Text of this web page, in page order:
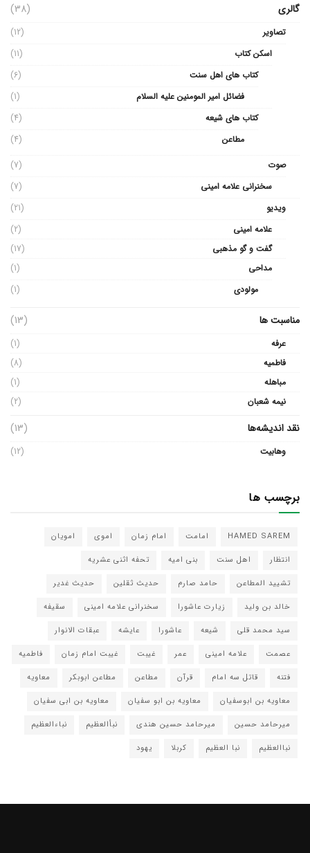
گالری (38)
تصاویر
(12)
اسکن کتاب
(11)
کتاب های اهل سنت
(6)
فضائل امیر المومنین علیه السلام
(1)
کتاب های شیعه
(4)
مطاعن
(4)
صوت
(7)
سخنرانی علامه امینی
(7)
ویدیو
(21)
علامه امینی
(2)
گفت و گو مذهبی
(17)
مداحی
(1)
مولودی
(1)
مناسبت ها (13)
عرفه
(1)
فاطمیه
(8)
مباهله
(1)
نیمه شعبان
(2)
نقد اندیشه‌ها (13)
وهابیت (12)
برچسب ها
HAMED SAREM امامت امام زمان اموی
امویان
انتظار
اهل سنت بنی امیه
تحفه اثنی عشریه
تشیید المطاعن
حامد صارم حدیث ثقلین
حدیث غدیر
خالد بن ولید
زیارت عاشورا سخنرانی علامه امینی
سقیفه
سید محمد قلی
شیعه عاشورا عایشه
عبقات الانوار
عصمت
علامه امینی عمر غیبت غیبت امام زمان
فاطمیه
فتنه
قاتل سه امام قرآن مطاعن مطاعن ابوبکر
معاویه
معاویه بن ابوسفیان
معاویه بن ابو سفیان
معاویه بن ابی سفیان
میرحامد حسین
میرحامد حسین هندی نبأالعظیم
نباءالعظیم
نباالعظیم
نبا العظیم کربلا یهود